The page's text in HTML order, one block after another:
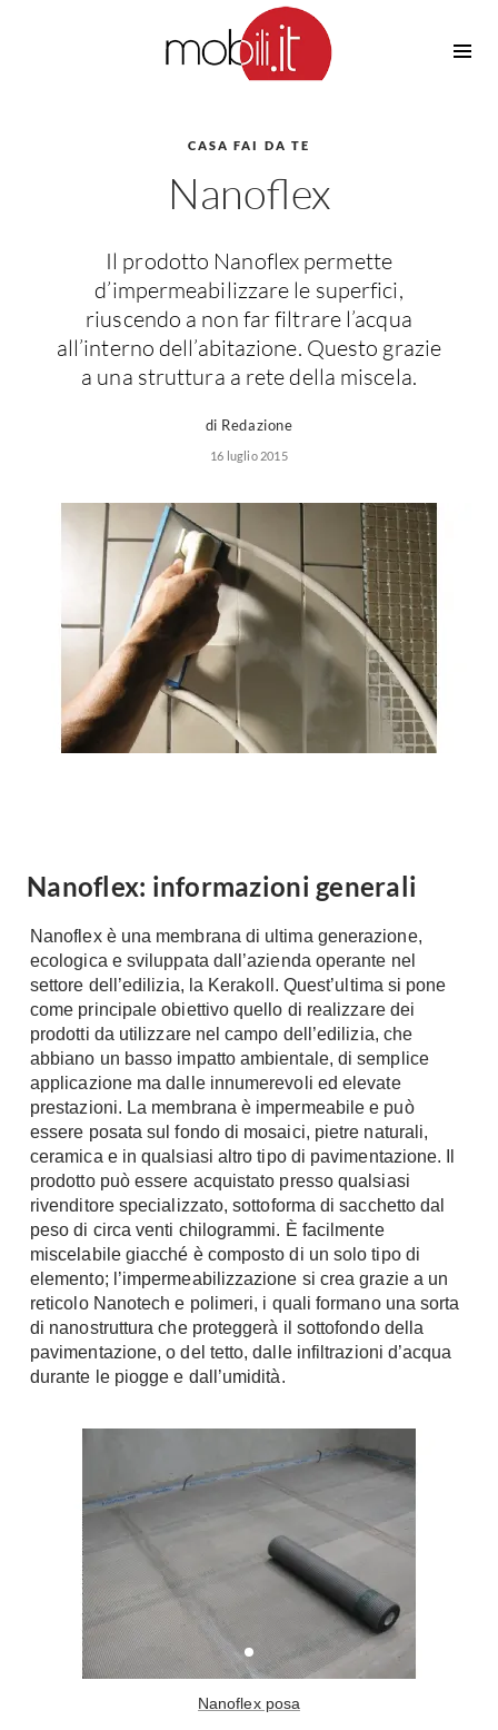
Cucine Design
Cucine Moderne
Cucine Country
Cucine Monoblocco
Consigli Cucine
Attrezzature Interne
Forni
Cappe
Lavastoviglie
Lavatrici
Asciugatrici
Piccoli
Elettrodomestici
Casalinghi
Soggiorno
Mobili Soggiorno
Librerie
Vetrine
Pareti Attrezzate
Porta Tv
Contatti
Divani
Divani moderni
Divani classici
Poltrone
Poltroncine
Divanoletto
Chaise Longue
Divani Angolo
Complementi
Tavoli
Sedie
Tavolini
Tappeti
Oggettistica
Complementi arredo
Casette in Legno
Ombrelloni
Pergole
Giardinaggio
Piante
Faretti
Applique
Plafoniere
Riscaldamento
Caminetti
Radiatori
Climatizzatore
Deumidificatori
Chiller
Pompe di calore
Ecologia
Geotermia
Case in Legno
Case Prefabbricate
Fotovoltaico
Riciclo
Energie Rinnovabili
Bioedilizia
Teleriscaldamento
Pulizia
Stiro
Aspirapolvere
Lavapavimenti
Progetti
Ristrutturazione
CASA FAI DA TE
Nanoflex
Il prodotto Nanoflex permette
d’impermeabilizzare le superfici,
riuscendo a non far filtrare l’acqua
all’interno dell’abitazione. Questo grazie
a una struttura a rete della miscela.
di Redazione
16 luglio 2015
Nanoflex: informazioni generali
Nanoflex è una membrana di ultima generazione,
ecologica e sviluppata dall’azienda operante nel
settore dell’edilizia, la Kerakoll. Quest’ultima si pone
come principale obiettivo quello di realizzare dei
prodotti da utilizzare nel campo dell’edilizia, che
abbiano un basso impatto ambientale, di semplice
applicazione ma dalle innumerevoli ed elevate
prestazioni. La membrana è impermeabile e può
essere posata sul fondo di mosaici, pietre naturali,
ceramica e in qualsiasi altro tipo di pavimentazione. Il
prodotto può essere acquistato presso qualsiasi
rivenditore specializzato, sottoforma di sacchetto dal
peso di circa venti chilogrammi. È facilmente
miscelabile giacché è composto di un solo tipo di
elemento; l’impermeabilizzazione si crea grazie a un
reticolo Nanotech e polimeri, i quali formano una sorta
di nanostruttura che proteggerà il sottofondo della
pavimentazione, o del tetto, dalle infiltrazioni d’acqua
durante le piogge e dall’umidità.
Nanoflex posa